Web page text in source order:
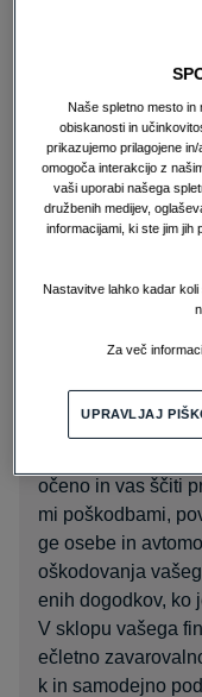
- Fiksne mesečne
- Po poplačilu
Financirajte svoj
mi mesečnimi
0 mesecev =
KONTAKTIRAJTE
ALPINE
očeno in vas ščiti
mi poškodbami,
ge osebe in
oškodovanja
enih dogodkov, ko
V sklopu vašega
ečletno
k in samodejno
Naše spletno mesto in
obiskanosti in
prikazujemo prilagojene
omogoča interakcijo z
vaši uporabi našega
družbenih medijev,
informacijami, ki ste jim jih
Nastavitve lahko kadar
Za več
UPRAVLJAJ